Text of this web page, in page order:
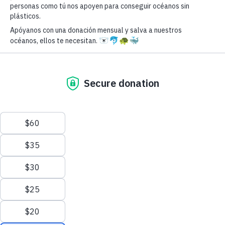
E-mail *
Descripción detallada *
Tipo de productos libres de plástico que ofreces (selecciona los productos)*
Seleccionar...
© Greenpeace México 2024. Unidos por un futuro sostenible.